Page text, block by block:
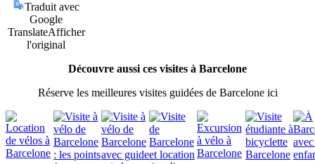
Traduit avec
Google
TranslateAfficher
l'original
Découvre aussi ces visites à Barcelone
Réserve les meilleures visites guidées de Barcelone ici